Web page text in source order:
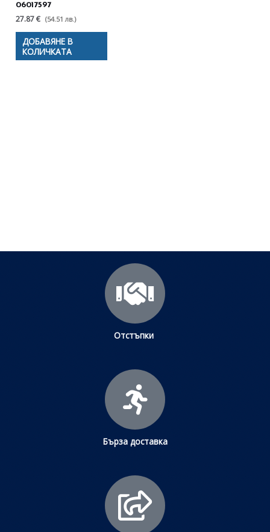
06017597
27.87 € (54.51 лв.)
ДОБАВЯНЕ В
КОЛИЧКАТА
Отстъпки
Бърза доставка